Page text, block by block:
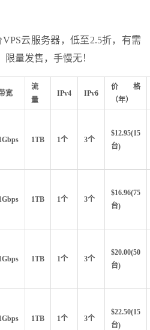
云服务器，低至2.5折，有需
量发售，手慢无！
宽
流
量
IPv4 IPv6
价格
（年）
1TB 1个 3个
$12.95(15
台)
1TB 1个 3个
$16.96(75
台)
1TB 1个 3个
$20.00(50
台)
1TB 1个 3个
$22.50(15
台)